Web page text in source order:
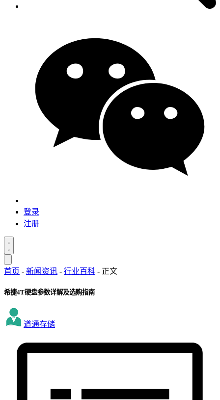
登录
注册
首页 - 新闻资讯 - 行业百科 - 正文
希捷4T硬盘参数详解及选购指南
道通存储